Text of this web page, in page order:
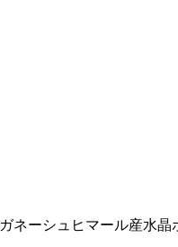
ガネーシュヒマール産水晶